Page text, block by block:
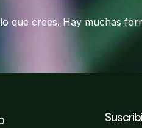
que crees. Hay muchas